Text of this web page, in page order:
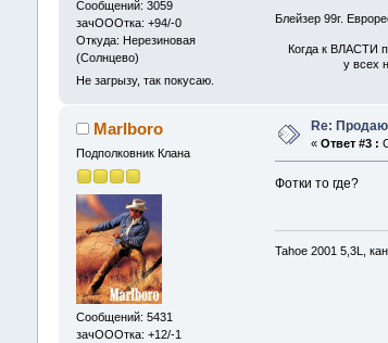
Сообщений: 3059
зачОООтка: +94/-0
Откуда: Нерезиновая
(Солнцево)
Не загрызу, так покусаю.
Блейзер 99г.
Когда к ВЛАСТИ
у всех
Marlboro
Подполковник Клана
Сообщений: 5431
зачОООтка: +12/-1
Re:
« Ответ #3 :
Фотки то где?
Tahoe 2001 5,3L,